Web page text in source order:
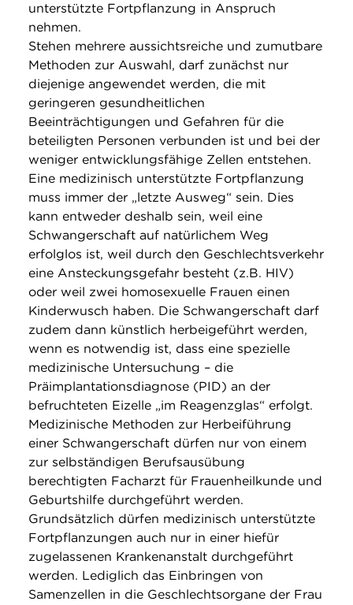
unterstützte Fortpflanzung in Anspruch
nehmen.
Stehen mehrere aussichtsreiche und zumutbare
Methoden zur Auswahl, darf zunächst nur
diejenige angewendet werden, die mit
geringeren gesundheitlichen
Beeinträchtigungen und Gefahren für die
beteiligten Personen verbunden ist und bei der
weniger entwicklungsfähige Zellen entstehen.
Eine medizinisch unterstützte Fortpflanzung
muss immer der „letzte Ausweg“ sein. Dies
kann entweder deshalb sein, weil eine
Schwangerschaft auf natürlichem Weg
erfolglos ist, weil durch den Geschlechtsverkehr
eine Ansteckungsgefahr besteht (z.B. HIV)
oder weil zwei homosexuelle Frauen einen
Kinderwusch haben. Die Schwangerschaft darf
zudem dann künstlich herbeigeführt werden,
wenn es notwendig ist, dass eine spezielle
medizinische Untersuchung – die
Präimplantationsdiagnose (PID) an der
befruchteten Eizelle „im Reagenzglas“ erfolgt.
Medizinische Methoden zur Herbeiführung
einer Schwangerschaft dürfen nur von einem
zur selbständigen Berufsausübung
berechtigten Facharzt für Frauenheilkunde und
Geburtshilfe durchgeführt werden.
Grundsätzlich dürfen medizinisch unterstützte
Fortpflanzungen auch nur in einer hiefür
zugelassenen Krankenanstalt durchgeführt
werden. Lediglich das Einbringen von
Samenzellen in die Geschlechtsorgane der Frau